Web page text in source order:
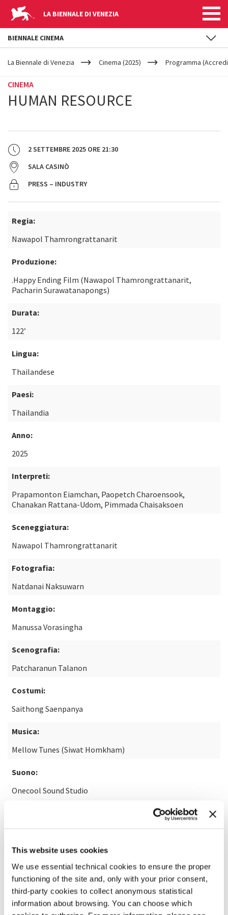
This website uses cookies
We use essential technical cookies to ensure the proper
functioning of the site and, only with your prior consent,
third-party cookies to collect anonymous statistical
information about browsing. You can choose which
LA BIENNALE DI VENEZIA
YOUR
ARE
La Biennale di Venezia Cinema (2025) Programma
CINEMA
HUMAN RESOURCE
2 SETTEMBRE 2025 ORE 21:30
SALA CASINÒ
PRESS – INDUSTRY
Regia:
Nawapol Thamrongrattanarit
Produzione:
.Happy Ending Film (Nawapol Thamrongrattanarit,
Pacharin Surawatanapongs)
Durata:
122’
Lingua:
Thailandese
Paesi:
Thailandia
Anno:
2025
Interpreti:
Prapamonton Eiamchan, Paopetch Charoensook,
Chanakan Rattana-Udom, Pimmada Chaisaksoen
Sceneggiatura:
Nawapol Thamrongrattanarit
Fotografia:
Natdanai Naksuwarn
Montaggio:
Manussa Vorasingha
Scenografia:
Patcharanun Talanon
Costumi:
Saithong Saenpanya
Musica:
Mellow Tunes (Siwat Homkham)
Suono:
Onecool Sound Studio
BIENNALE CINEMA